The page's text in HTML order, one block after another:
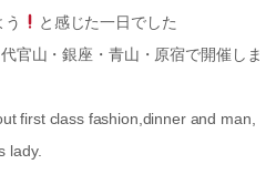
と感じた一日でした
官山・銀座・青山・原宿で開催しま
first class fashion,dinner and man,
lady.